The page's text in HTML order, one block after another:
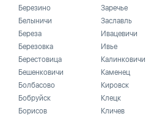
Березино
Белыничи
Береза
Березовка
Берестовица
Бешенковичи
Болбасово
Бобруйск
Борисов
Заречье
Заславль
Ивацевичи
Ивье
Калинковичи
Каменец
Кировск
Клецк
Кличев